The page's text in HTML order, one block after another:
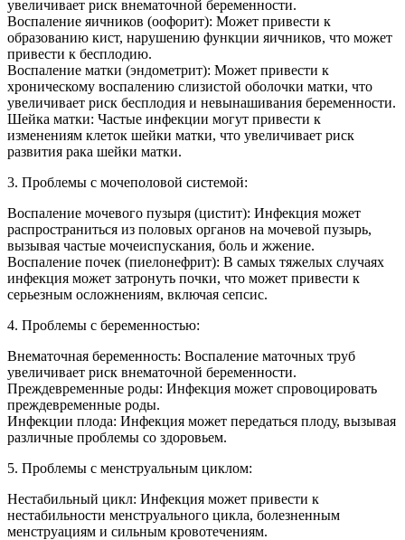
увеличивает риск внематочной беременности.
Воспаление яичников (оофорит): Может привести к
образованию кист, нарушению функции яичников, что может
привести к бесплодию.
Воспаление матки (эндометрит): Может привести к
хроническому воспалению слизистой оболочки матки, что
увеличивает риск бесплодия и невынашивания беременности.
Шейка матки: Частые инфекции могут привести к
изменениям клеток шейки матки, что увеличивает риск
развития рака шейки матки.
3. Проблемы с мочеполовой системой:
Воспаление мочевого пузыря (цистит): Инфекция может
распространиться из половых органов на мочевой пузырь,
вызывая частые мочеиспускания, боль и жжение.
Воспаление почек (пиелонефрит): В самых тяжелых случаях
инфекция может затронуть почки, что может привести к
серьезным осложнениям, включая сепсис.
4. Проблемы с беременностью:
Внематочная беременность: Воспаление маточных труб
увеличивает риск внематочной беременности.
Преждевременные роды: Инфекция может спровоцировать
преждевременные роды.
Инфекции плода: Инфекция может передаться плоду, вызывая
различные проблемы со здоровьем.
5. Проблемы с менструальным циклом:
Нестабильный цикл: Инфекция может привести к
нестабильности менструального цикла, болезненным
менструациям и сильным кровотечениям.